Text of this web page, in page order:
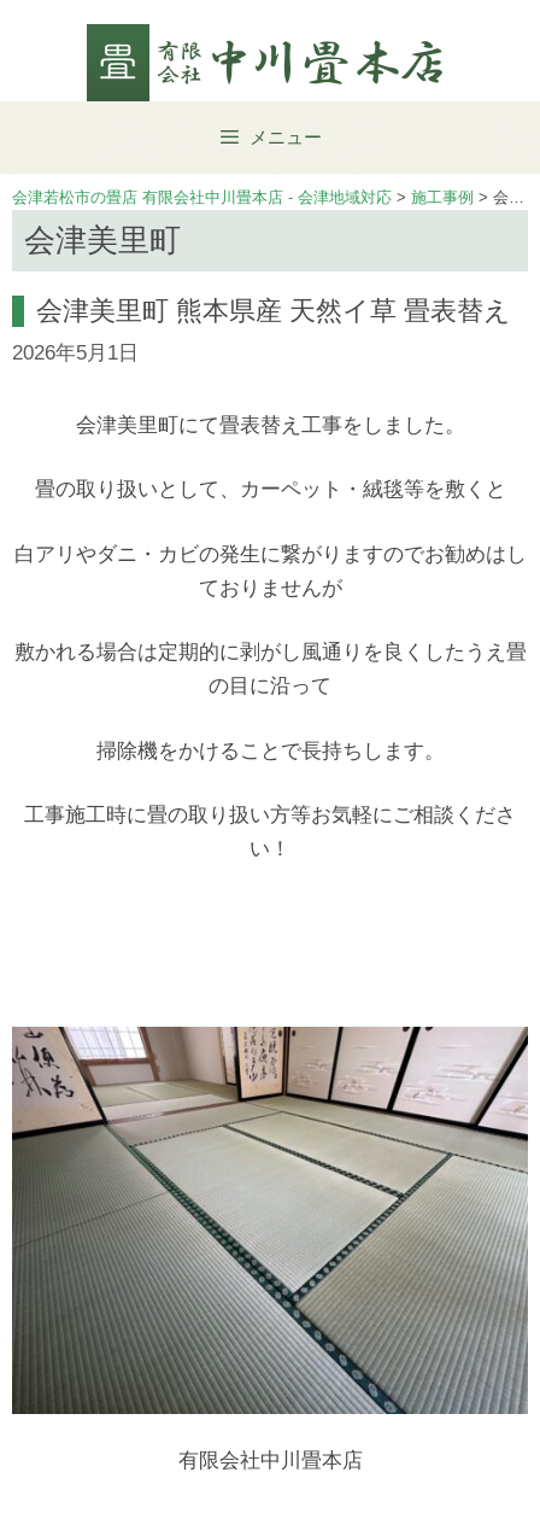
メニュー
会津若松市の畳店 有限会社中川畳本店 - 会津地域対応 > 施工事例 > 会津美里町
会津美里町
会津美里町 熊本県産 天然イ草 畳表替え
2026年5月1日
会津美里町にて畳表替え工事をしました。
畳の取り扱いとして、カーペット・絨毯等を敷くと
白アリやダニ・カビの発生に繋がりますのでお勧めはし
ておりませんが
敷かれる場合は定期的に剥がし風通りを良くしたうえ畳
の目に沿って
掃除機をかけることで長持ちします。
工事施工時に畳の取り扱い方等お気軽にご相談くださ
い！
有限会社中川畳本店